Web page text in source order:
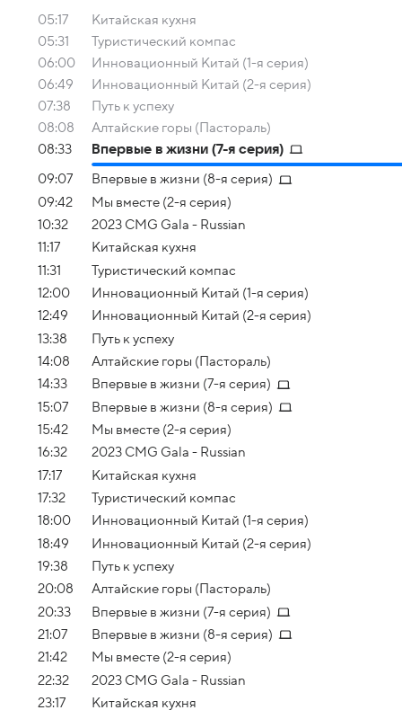
05:17
Китайская кухня
05:31
Туристический компас
06:00
Инновационный Китай (1-я серия)
06:49
Инновационный Китай (2-я серия)
07:38
Путь к успеху
08:08
Алтайские горы (Пастораль)
08:33
Впервые в жизни (7-я серия)
09:07
Впервые в жизни (8-я серия)
09:42
Мы вместе (2-я серия)
10:32
2023 CMG Gala - Russian
11:17
Китайская кухня
11:31
Туристический компас
12:00
Инновационный Китай (1-я серия)
12:49
Инновационный Китай (2-я серия)
13:38
Путь к успеху
14:08
Алтайские горы (Пастораль)
14:33
Впервые в жизни (7-я серия)
15:07
Впервые в жизни (8-я серия)
15:42
Мы вместе (2-я серия)
16:32
2023 CMG Gala - Russian
17:17
Китайская кухня
17:32
Туристический компас
18:00
Инновационный Китай (1-я серия)
18:49
Инновационный Китай (2-я серия)
19:38
Путь к успеху
20:08
Алтайские горы (Пастораль)
20:33
Впервые в жизни (7-я серия)
21:07
Впервые в жизни (8-я серия)
21:42
Мы вместе (2-я серия)
22:32
2023 CMG Gala - Russian
23:17
Китайская кухня